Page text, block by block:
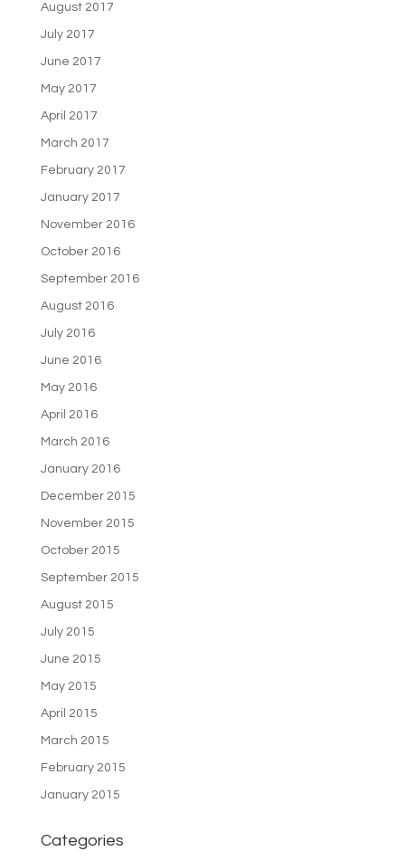
August 2017
July 2017
June 2017
May 2017
April 2017
March 2017
February 2017
January 2017
November 2016
October 2016
September 2016
August 2016
July 2016
June 2016
May 2016
April 2016
March 2016
January 2016
December 2015
November 2015
October 2015
September 2015
August 2015
July 2015
June 2015
May 2015
April 2015
March 2015
February 2015
January 2015
Categories